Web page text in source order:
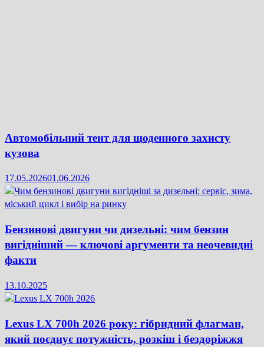
Автомобільний тент для щоденного захисту
кузова
17.05.202601.06.2026
Бензинові двигуни чи дизельні: чим бензин
вигідніший — ключові аргументи та неочевидні
факти
13.10.2025
Lexus LX 700h 2026 року: гібридний флагман,
який поєднує потужність, розкіш і бездоріжжя